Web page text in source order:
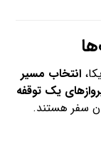
انتخاب مسیر
یک توقفه
سفر هستند.